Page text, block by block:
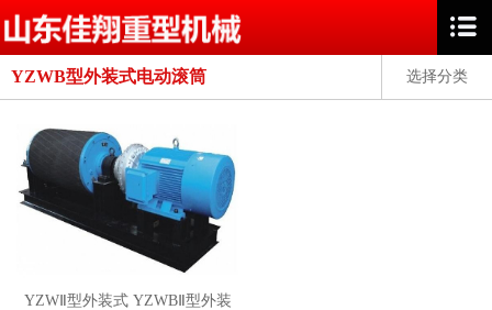
选择分类
YZWB型外装式电动滚筒
YZWⅡ型外装式 YZWBⅡ型外装